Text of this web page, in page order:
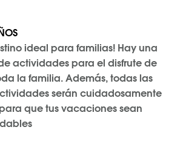
ideal para familias! Hay una
actividades para el disfrute de
la familia. Además, todas las
serán cuidadosamente
que tus vacaciones sean